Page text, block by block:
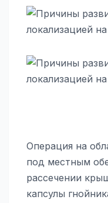
Операция на
под местным
рассечении
капсулы